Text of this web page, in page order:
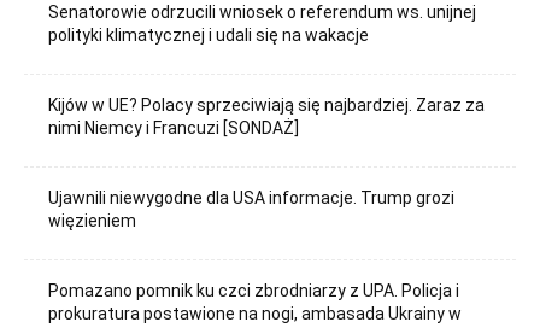
Senatorowie odrzucili wniosek o referendum ws. unijnej
polityki klimatycznej i udali się na wakacje
Kijów w UE? Polacy sprzeciwiają się najbardziej. Zaraz za
nimi Niemcy i Francuzi [SONDAŻ]
Ujawnili niewygodne dla USA informacje. Trump grozi
więzieniem
Pomazano pomnik ku czci zbrodniarzy z UPA. Policja i
prokuratura postawione na nogi, ambasada Ukrainy w